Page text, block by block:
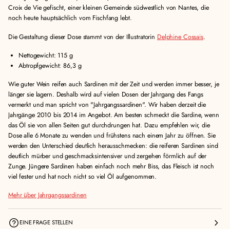
Croix de Vie gefischt, einer kleinen Gemeinde südwestlich von Nantes, die
noch heute hauptsächlich vom Fischfang lebt.
Die Gestaltung dieser Dose stammt von der Illustratorin Delphine Cossais.
Nettogewicht: 115 g
Abtropfgewicht: 86,3 g
Wie guter Wein reifen auch Sardinen mit der Zeit und werden immer besser, je
länger sie lagern. Deshalb wird auf vielen Dosen der Jahrgang des Fangs
vermerkt und man spricht von "Jahrgangssardinen". Wir haben derzeit die
Jahrgänge 2010 bis 2014 im Angebot. Am besten schmeckt die Sardine, wenn
das Öl sie von allen Seiten gut durchdrungen hat. Dazu empfehlen wir, die
Dose alle 6 Monate zu wenden und frühstens nach einem Jahr zu öffnen. Sie
werden den Unterschied deutlich herausschmecken: die reiferen Sardinen sind
deutlich mürber und geschmacksintensiver und zergehen förmlich auf der
Zunge. Jüngere Sardinen haben einfach noch mehr Biss, das Fleisch ist noch
viel fester und hat noch nicht so viel Öl aufgenommen.
Mehr über Jahrgangssardinen
EINE FRAGE STELLEN